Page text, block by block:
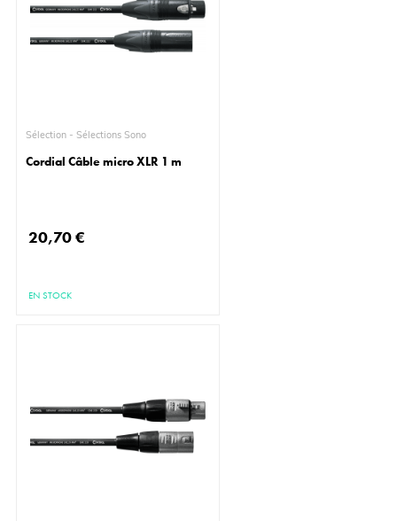
Sélection - Sélections Sono
Cordial Câble micro XLR 1 m
20,70 €
EN STOCK